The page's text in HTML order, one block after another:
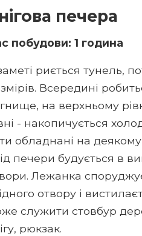
печера
побудови: 1 година
риється тунель,
Всередині
на верхньому
- накопичується
обладнані на
печери будується в
Лежанка
отвору і
служити стовбур
рюкзак.